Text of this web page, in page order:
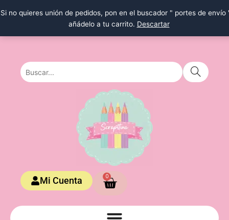
Si no quieres unión de pedidos, pon en el buscador " portes de envío
añádelo a tu carrito. Descartar
al
Mi Cuenta 0
Carrito